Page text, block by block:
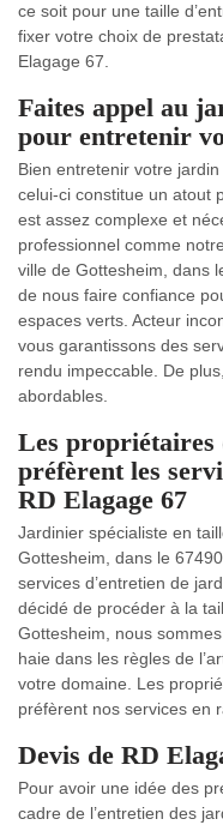
ce soit pour une taille
fixer votre choix de
Elagage 67.
Faites appel au
pour entretenir
Bien entretenir votre
celui-ci constitue un atout
est assez complexe et
professionnel comme
ville de Gottesheim, dans
de nous faire confiance
espaces verts. Acteur
vous garantissons des
rendu impeccable. De
abordables.
Les propriétaires
préfèrent les
RD Elagage 67
Jardinier spécialiste en
Gottesheim, dans le
services d’entretien de
décidé de procéder à la
Gottesheim, nous
haie dans les règles de
votre domaine. Les
préfèrent nos services en
Devis de RD
Pour avoir une idée des
cadre de l’entretien des